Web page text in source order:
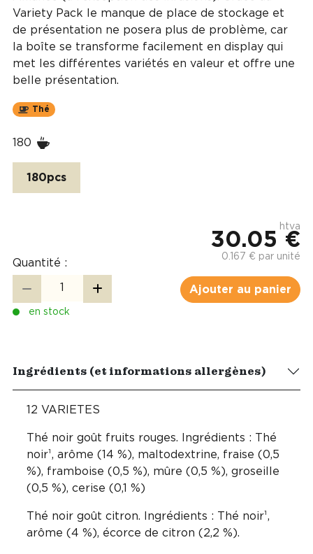
Variety Pack le manque de place de stockage et
de présentation ne posera plus de problème, car
la boîte se transforme facilement en display qui
met les différentes variétés en valeur et offre une
belle présentation.
Thé
180
180pcs
Quantité :
htva
30.05 €
0.167 € par unité
Ajouter au panier
en stock
Ingrédients (et informations allergènes)
12 VARIETES
Thé noir goût fruits rouges. Ingrédients : Thé
noir¹, arôme (14 %), maltodextrine, fraise (0,5
%), framboise (0,5 %), mûre (0,5 %), groseille
(0,5 %), cerise (0,1 %)
Thé noir goût citron. Ingrédients : Thé noir¹,
arôme (4 %), écorce de citron (2,2 %).